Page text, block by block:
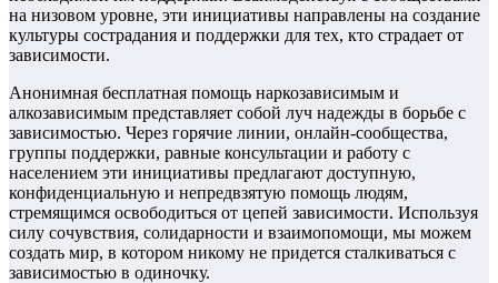
на низовом уровне, эти инициативы направлены на создание
культуры сострадания и поддержки для тех, кто страдает от
зависимости.
Анонимная бесплатная помощь наркозависимым и
алкозависимым представляет собой луч надежды в борьбе с
зависимостью. Через горячие линии, онлайн-сообщества,
группы поддержки, равные консультации и работу с
населением эти инициативы предлагают доступную,
конфиденциальную и непредвзятую помощь людям,
стремящимся освободиться от цепей зависимости. Используя
силу сочувствия, солидарности и взаимопомощи, мы можем
создать мир, в котором никому не придется сталкиваться с
зависимостью в одиночку.